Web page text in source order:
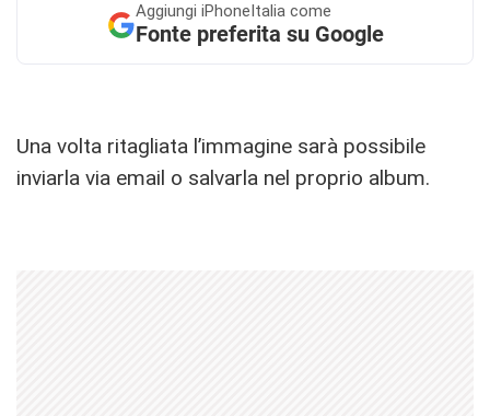
Aggiungi iPhoneItalia come
Fonte preferita su Google
Una volta ritagliata l’immagine sarà possibile
inviarla via email o salvarla nel proprio album.